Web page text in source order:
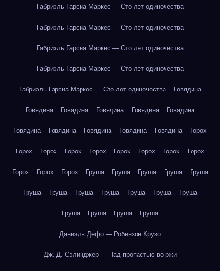
Габриэль Гарсиа Маркес — Сто лет одиночества
Габриэль Гарсиа Маркес — Сто лет одиночества
Габриэль Гарсиа Маркес — Сто лет одиночества
Габриэль Гарсиа Маркес — Сто лет одиночества
Габриэль Гарсиа Маркес — Сто лет одиночества Говядина
Говядина Говядина Говядина Говядина Говядина
Говядина Говядина Говядина Говядина Говядина Горох
Горох Горох Горох Горох Горох Горох Горох Горох
Горох Горох Горох Груша Груша Груша Груша Груша
Груша Груша Груша Груша Груша Груша Груша
Груша Груша Груша Груша
Даниэль Дефо — Робинзон Крузо
Дж. Д. Сэлинджер — Над пропастью во ржи